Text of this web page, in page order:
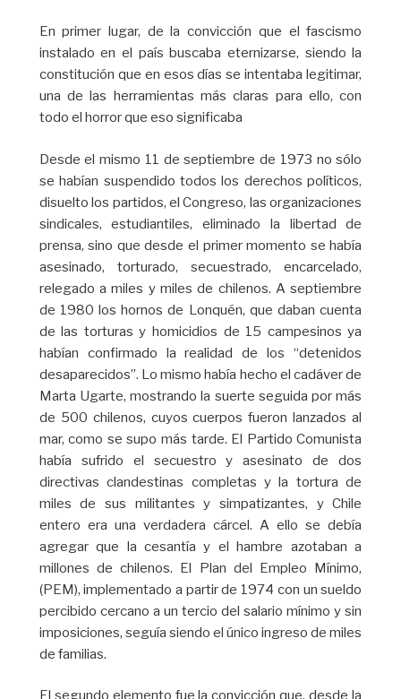
En primer lugar, de la convicción que el fascismo
instalado en el país buscaba eternizarse, siendo la
constitución que en esos días se intentaba legitimar,
una de las herramientas más claras para ello, con
todo el horror que eso significaba
Desde el mismo 11 de septiembre de 1973 no sólo
se habían suspendido todos los derechos políticos,
disuelto los partidos, el Congreso, las organizaciones
sindicales, estudiantiles, eliminado la libertad de
prensa, sino que desde el primer momento se había
asesinado, torturado, secuestrado, encarcelado,
relegado a miles y miles de chilenos. A septiembre
de 1980 los hornos de Lonquén, que daban cuenta
de las torturas y homicidios de 15 campesinos ya
habían confirmado la realidad de los “detenidos
desaparecidos”. Lo mismo había hecho el cadáver de
Marta Ugarte, mostrando la suerte seguida por más
de 500 chilenos, cuyos cuerpos fueron lanzados al
mar, como se supo más tarde. El Partido Comunista
había sufrido el secuestro y asesinato de dos
directivas clandestinas completas y la tortura de
miles de sus militantes y simpatizantes, y Chile
entero era una verdadera cárcel. A ello se debía
agregar que la cesantía y el hambre azotaban a
millones de chilenos. El Plan del Empleo Mínimo,
(PEM), implementado a partir de 1974 con un sueldo
percibido cercano a un tercio del salario mínimo y sin
imposiciones, seguía siendo el único ingreso de miles
de familias.
El segundo elemento fue la convicción que, desde la